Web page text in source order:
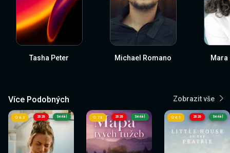
Tasha Peter Michael Romano Mara
Více Podobných Zobrazit vše
2026
8.3 Seriál 2026
7.8 Seriál 2026
6.1 Seriál